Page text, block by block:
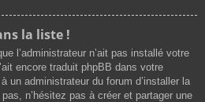
la liste !
l’administrateur n’ait pas installé votre
encore traduit phpBB dans votre
un administrateur du forum d’installer la
n’hésitez pas à créer et partager une